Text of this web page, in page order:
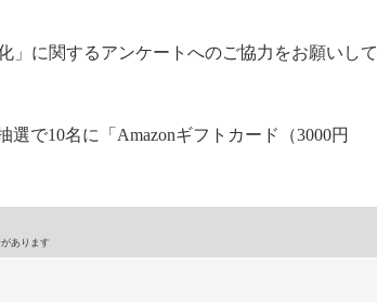
に関するアンケートへのご協力をお願いして
で10名に「Amazonギフトカード（3000円
あります